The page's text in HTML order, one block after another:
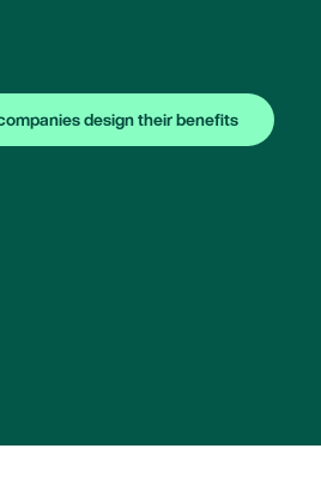
design their benefits